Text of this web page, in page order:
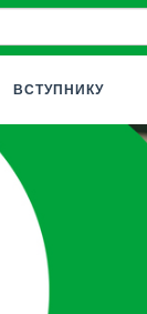
ВСТУПНИКУ